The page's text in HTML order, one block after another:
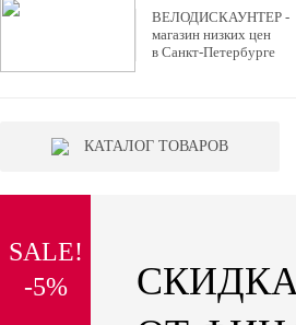
низкие цены
вот дешево
special price
sale
надо брать
ВЕЛОДИСКАУНТЕР -
магазин низких цен
в Санкт-Петербурге
КАТАЛОГ ТОВАРОВ
SALE!
-5%
СКИДКА